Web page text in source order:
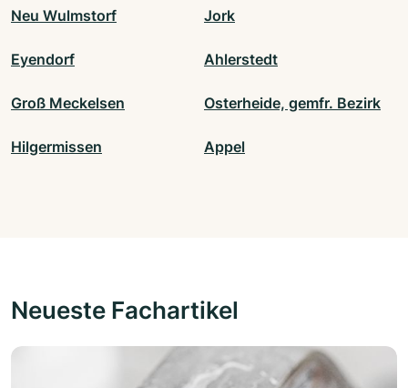
Neu Wulmstorf Jork
Eyendorf Ahlerstedt
Groß Meckelsen Osterheide, gemfr. Bezirk
Hilgermissen Appel
Neueste Fachartikel